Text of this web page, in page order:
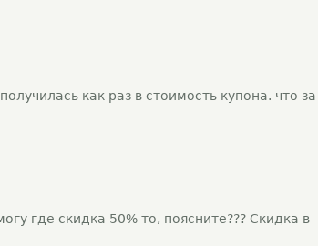
как раз в стоимость купона. что за
где скидка 50% то, поясните??? Скидка в